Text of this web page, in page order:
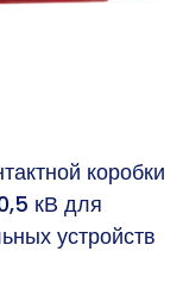
коробки
кВ для
устройств